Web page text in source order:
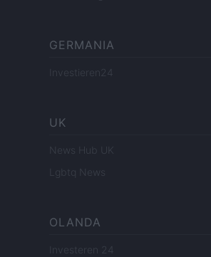
GERMANIA
Investieren24
UK
News Hub UK
Lgbtq News
OLANDA
Investeren 24